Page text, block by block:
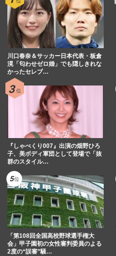
川口春奈＆サッカー日本代表・板倉
滉「匂わせゼロ婚」でも隠しきれな
かったセレブ…
『しゃべくり007』出演の畑野ひろ
子、美ボディ軍団として登場で「抜
群のスタイル…
「第108回全国高校野球選手権大
会」甲子園初の女性審判委員のよる
2度の“誤審”騒…